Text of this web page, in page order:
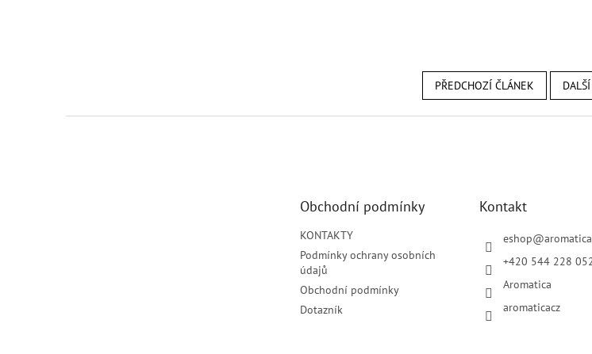
PŘEDCHOZÍ ČLÁNEK
Obchodní podmínky
KONTAKTY
Podmínky ochrany osobních
údajů
Obchodní podmínky
Dotazník
Kontakt
eshop@
+420 544 228
Aromatica
aromaticacz